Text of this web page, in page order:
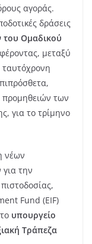
αγοράς.
δράσεις
του Ομαδικού
μεταξύ
προμηθειών των
για το τρίμηνο
νέων
την
Fund (EIF)
υπουργείο
Τράπεζα